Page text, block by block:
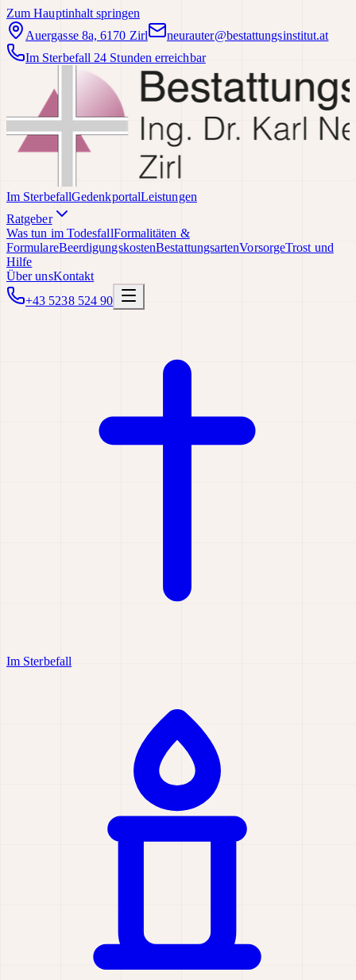
Zum Hauptinhalt springen
Auergasse 8a, 6170 Zirl
neurauter@bestattungsinstitut.at
Im Sterbefall 24 Stunden erreichbar
Im SterbefallGedenkportalLeistungen
Ratgeber
Was tun im TodesfallFormalitäten &
FormulareBeerdigungskostenBestattungsartenVorsorgeTrost und
Hilfe
Über unsKontakt
+43 5238 524 90
Im Sterbefall